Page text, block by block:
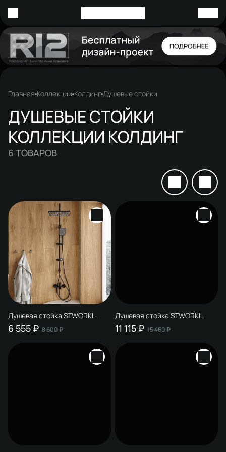
Главная Коллекции Колдинг Душевые стойки
ДУШЕВЫЕ СТОЙКИ
КОЛЛЕКЦИИ КОЛДИНГ
6 ТОВАРОВ
Душевая стойка STWORKI
Колдинг S32180BK матовая
черная
6 555 ₽ 8 600 ₽
Душевая стойка STWORKI
Колдинг S32180BK со
смесителем Карлстад
11 115 ₽ 15 460 ₽